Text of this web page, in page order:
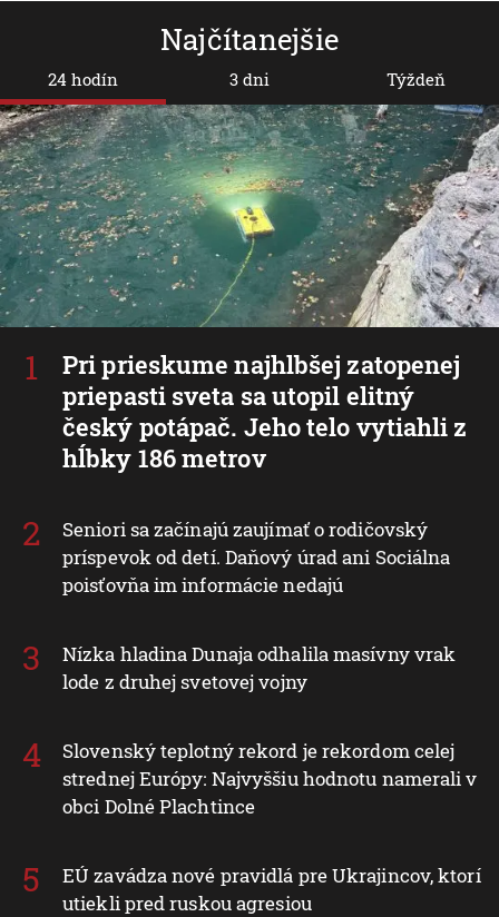
Najčítanejšie
24 hodín
Pri prieskume najhlbšej zatopenej
priepasti sveta sa utopil elitný
český potápač. Jeho telo vytiahli z
hĺbky 186 metrov
Seniori sa začínajú zaujímať o rodičovský
príspevok od detí. Daňový úrad ani Sociálna
poisťovňa im informácie nedajú
Nízka hladina Dunaja odhalila masívny vrak
lode z druhej svetovej vojny
Slovenský teplotný rekord je rekordom celej
strednej Európy: Najvyššiu hodnotu namerali v
obci Dolné Plachtince
EÚ zavádza nové pravidlá pre Ukrajincov, ktorí
utiekli pred ruskou agresiou
3 dni Týždeň